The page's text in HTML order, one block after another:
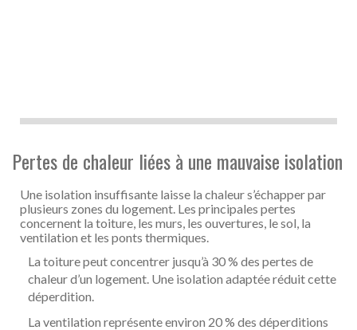
Pertes de chaleur liées à une mauvaise isolation
Une isolation insuffisante laisse la chaleur s’échapper par
plusieurs zones du logement. Les principales pertes
concernent la toiture, les murs, les ouvertures, le sol, la
ventilation et les ponts thermiques.
La toiture peut concentrer jusqu’à 30 % des pertes de
chaleur d’un logement. Une isolation adaptée réduit cette
déperdition.
La ventilation représente environ 20 % des déperditions